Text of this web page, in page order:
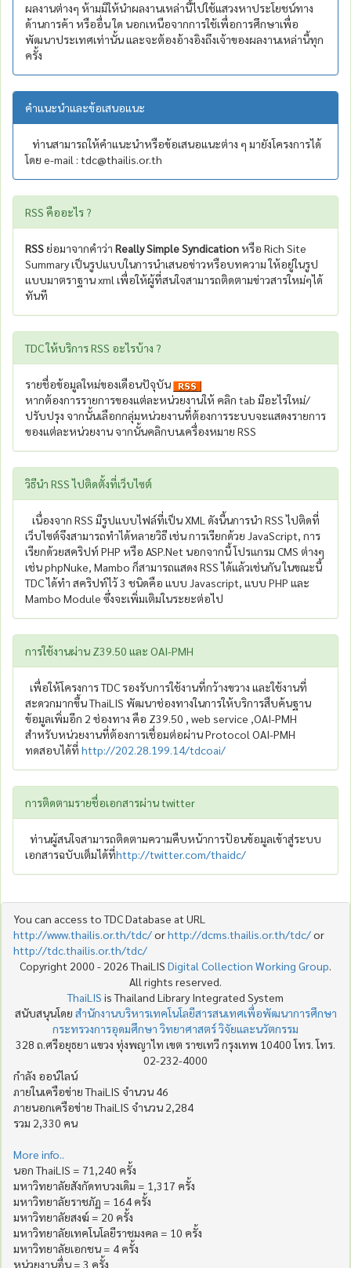
ผลงานต่างๆ ห้ามมิให้นำผลงานเหล่านี้ไปใช้แสวงหาประโยชน์ทาง
ด้านการค้า หรืออื่น ใด นอกเหนือจากการใช้เพื่อการศึกษาเพื่อ
พัฒนาประเทศเท่านั้น และจะต้องอ้างอิงถึงเจ้าของผลงานเหล่านี้ทุก
ครั้ง
คำแนะนำและข้อเสนอแนะ
ท่านสามารถให้คำแนะนำหรือข้อเสนอแนะต่าง ๆ มายังโครงการได้
โดย e-mail : tdc@thailis.or.th
RSS คืออะไร ?
RSSย่อมาจากคำว่า Really Simple Syndicationหรือ Rich Site
Summary เป็นรูปแบบในการนำเสนอข่าวหรือบทความ ให้อยู่ในรูป
แบบมาตราฐาน xml เพื่อให้ผู้ที่สนใจสามารถติดตามข่าวสารใหม่ๆได้
ทันที
TDC ให้บริการ RSS อะไรบ้าง ?
รายชื่อข้อมูลใหม่ของเดือนปัจุบัน
หากต้องการรายการของแต่ละหน่วยงานให้ คลิก tab มีอะไรใหม่/
ปรับปรุง จากนั้นเลือกกลุ่มหน่วยงานที่ต้องการระบบจะแสดงรายการ
ของแต่ละหน่วยงาน จากนั้นคลิกบนเครื่องหมาย RSS
วิธีนำ RSS ไปติดตั้งที่เว็บไซต์
เนื่องจาก RSS มีรูปแบบไฟล์ที่เป็น XML ดังนี้นการนำ RSS ไปติดที่
เว็บไซต์จึงสามารถทำได้หลายวิธี เช่น การเรียกด้วย JavaScript, การ
เรียกด้วยสคริปท์ PHP หรือ ASP.Net นอกจากนี้ โปรแกรม CMS ต่างๆ
เช่น phpNuke, Mambo ก็สามารถแสดง RSS ได้แล้วเช่นกัน ในขณะนี้
TDC ได้ทำ สคริปท์ไว้ 3 ชนิดคือ แบบ Javascript, แบบ PHP และ
Mambo Module ซึ่งจะเพิ่มเติมในระยะต่อไป
การใช้งานผ่าน Z39.50 และ OAI-PMH
เพื่อให้โครงการ TDC รองรับการใช้งานที่กว้างขวาง และใช้งานที่
สะดวกมากขึ้น ThaiLIS พัฒนาช่องทางในการให้บริการสืบค้นฐาน
ข้อมูลเพิ่มอีก 2 ช่องทาง คือ Z39.50 , web service ,OAI-PMH
สำหรับหน่วยงานที่ต้องการเชื่อมต่อผ่าน Protocol OAI-PMH
ทดสอบได้ที่ http://202.28.199.14/tdcoai/
การติดตามรายชื่อเอกสารผ่าน twitter
ท่านผู้สนใจสามารถติดตามความคืบหน้าการป้อนข้อมูลเข้าสู่ระบบ
เอกสารฉบับเต็มได้ที่http://twitter.com/thaidc/
You can access to TDC Database at URL
http://www.thailis.or.th/tdc/orhttp://dcms.thailis.or.th/tdc/or
http://tdc.thailis.or.th/tdc/
Copyright 2000 - 2026 ThaiLIS Digital Collection Working Group.
All rights reserved.
ThaiLIS is Thailand Library Integrated System
สนับสนุนโดย สำนักงานบริหารเทคโนโลยีสารสนเทศเพื่อพัฒนาการศึกษา
กระทรวงการอุดมศึกษา วิทยาศาสตร์ วิจัยและนวัตกรรม
328 ถ.ศรีอยุธยา แขวง ทุ่งพญาไท เขต ราชเทวี กรุงเทพ 10400 โทร. โทร.
02-232-4000
กำลัง ออน์ไลน์
ภายในเครือข่าย ThaiLIS จำนวน 46
ภายนอกเครือข่าย ThaiLIS จำนวน 2,284
รวม 2,330 คน
More info..
นอก ThaiLIS = 71,240 ครั้ง
มหาวิทยาลัยสังกัดทบวงเดิม = 1,317 ครั้ง
มหาวิทยาลัยราชภัฏ = 164 ครั้ง
มหาวิทยาลัยสงฆ์ = 20 ครั้ง
มหาวิทยาลัยเทคโนโลยีราชมงคล = 10 ครั้ง
มหาวิทยาลัยเอกชน = 4 ครั้ง
หน่วยงานอื่น = 3 ครั้ง